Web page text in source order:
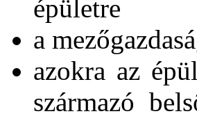
épületre
a
azokra az
származó